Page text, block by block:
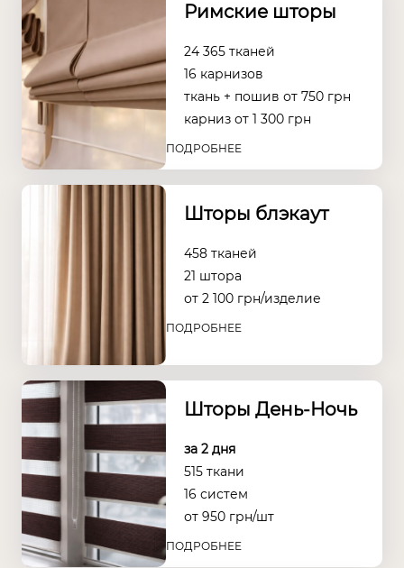
Римские шторы
24 365 тканей
16 карнизов
ткань + пошив от 750 грн
карниз от 1 300 грн
ПОДРОБНЕЕ
Шторы блэкаут
458 тканей
21 штора
от 2 100 грн/изделие
ПОДРОБНЕЕ
Шторы День-Ночь
за 2 дня
515 ткани
16 систем
от 950 грн/шт
ПОДРОБНЕЕ